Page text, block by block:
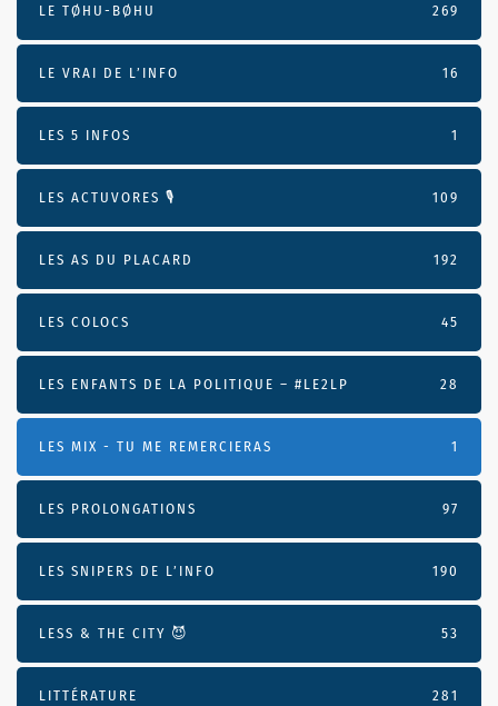
LE TØHU-BØHU 269
LE VRAI DE L’INFO 16
LES 5 INFOS 1
LES ACTUVORES 🎙 109
LES AS DU PLACARD 192
LES COLOCS 45
LES ENFANTS DE LA POLITIQUE – #LE2LP 28
LES MIX - TU ME REMERCIERAS 1
LES PROLONGATIONS 97
LES SNIPERS DE L’INFO 190
LESS & THE CITY 😈 53
LITTÉRATURE 281